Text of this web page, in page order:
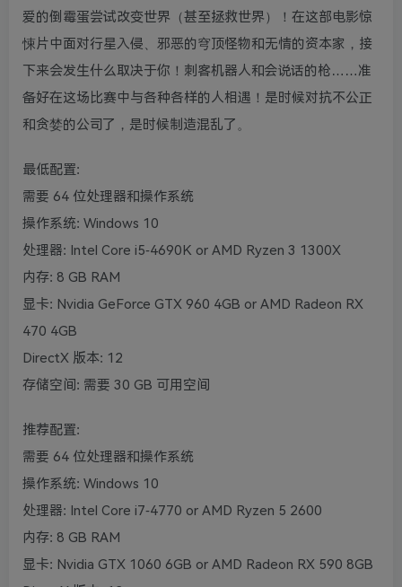
爱的倒霉蛋尝试改变世界（甚至拯救世界）！在这部电影惊
悚片中面对行星入侵、邪恶的穹顶怪物和无情的资本家，接
下来会发生什么取决于你！刺客机器人和会说话的枪……准
备好在这场比赛中与各种各样的人相遇！是时候对抗不公正
和贪婪的公司了，是时候制造混乱了。
最低配置:
需要 64 位处理器和操作系统
操作系统: Windows 10
处理器: Intel Core i5-4690K or AMD Ryzen 3 1300X
内存: 8 GB RAM
显卡: Nvidia GeForce GTX 960 4GB or AMD Radeon RX
470 4GB
DirectX 版本: 12
存储空间: 需要 30 GB 可用空间
推荐配置:
需要 64 位处理器和操作系统
操作系统: Windows 10
处理器: Intel Core i7-4770 or AMD Ryzen 5 2600
内存: 8 GB RAM
显卡: Nvidia GTX 1060 6GB or AMD Radeon RX 590 8GB